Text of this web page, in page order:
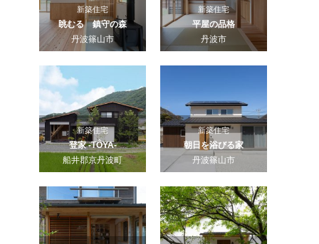
新築住宅
眺むる 鎮守の森
丹波篠山市
新築住宅
平屋の品格
丹波市
新築住宅
登家 -TÔYA-
船井郡京丹波町
新築住宅
朝日を浴びる家
丹波篠山市